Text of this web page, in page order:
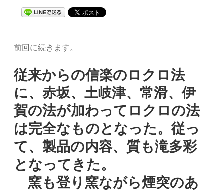
前回に続きます。
従来からの信楽のロクロ法
に、赤坂、土岐津、常滑、伊
賀の法が加わってロクロの法
は完全なものとなった。従っ
て、製品の内容、質も滝多彩
となってきた。
窯も登り窯ながら煙突のあ